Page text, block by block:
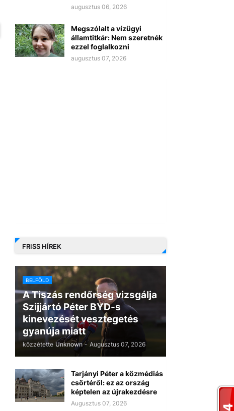
augusztus 06, 2026
Megszólalt a vízügyi
államtitkár: Nem szeretnék
ezzel foglalkozni
augusztus 07, 2026
FRISS HÍREK
BELFÖLD
A Tiszás rendőrség vizsgálja
Szijjártó Péter BYD-s
kinevezését vesztegetés
gyanúja miatt
közzétette Unknown - Augusztus 07, 2026
Tarjányi Péter a közmédiás
csörtéről: ez az ország
képtelen az újrakezdésre
Augusztus 07, 2026